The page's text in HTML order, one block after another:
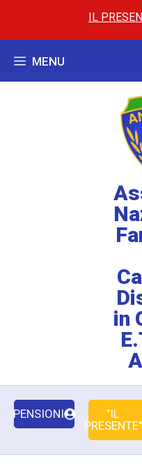
IL
MENU
in
PENSIONI
"IL
PRESENTE"